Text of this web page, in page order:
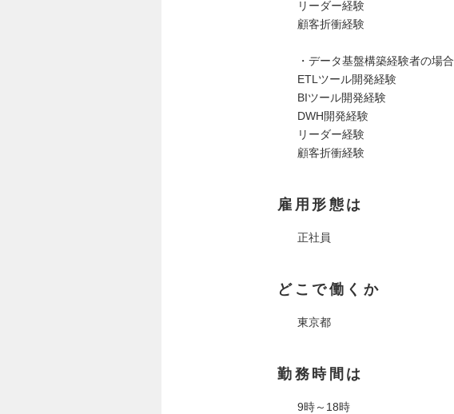
リーダー経験
顧客折衝経験
・データ基盤構築経験者の場合
ETLツール開発経験
BIツール開発経験
DWH開発経験
リーダー経験
顧客折衝経験
雇用形態は
正社員
どこで働くか
東京都
勤務時間は
9時～18時